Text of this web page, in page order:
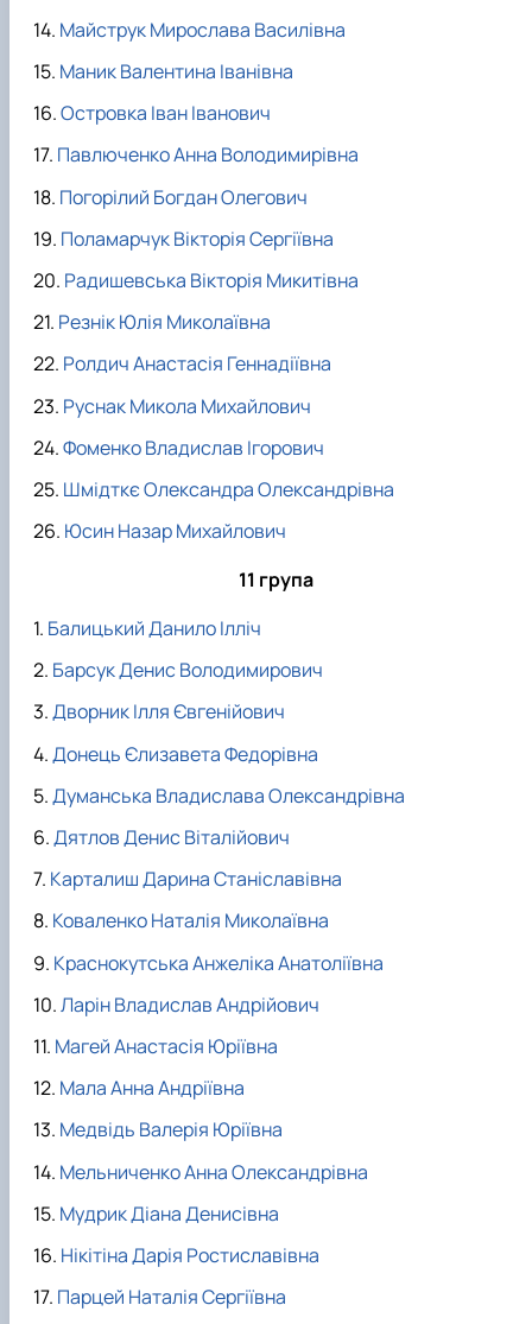
Майструк Мирослава Василівна
Маник Валентина Іванівна
Островка Іван Іванович
Павлюченко Анна Володимирівна
Погорілий Богдан Олегович
Поламарчук Вікторія Сергіївна
Радишевська Вікторія Микитівна
Резнік Юлія Миколаївна
Ролдич Анастасія Геннадіївна
Руснак Микола Михайлович
Фоменко Владислав Ігорович
Шмідткє Олександра Олександрівна
Юсин Назар Михайлович
11 група
Балицький Данило Ілліч
Барсук Денис Володимирович
Дворник Ілля Євгенійович
Донець Єлизавета Федорівна
Думанська Владислава Олександрівна
Дятлов Денис Віталійович
Карталиш Дарина Станіславівна
Коваленко Наталія Миколаївна
Краснокутська Анжеліка Анатоліївна
Ларін Владислав Андрійович
Магей Анастасія Юріївна
Мала Анна Андріївна
Медвідь Валерія Юріївна
Мельниченко Анна Олександрівна
Мудрик Діана Денисівна
Нікітіна Дарія Ростиславівна
Парцей Наталія Сергіївна